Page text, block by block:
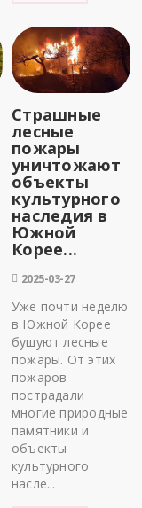
Страшные
лесные
пожары
уничтожают
объекты
культурного
наследия в
Южной
Корее...
2025-03-27
Уже почти неделю
в Южной Корее
бушуют лесные
пожары. От этих
пожаров
пострадали
многие природные
памятники и
объекты
культурного
насле...